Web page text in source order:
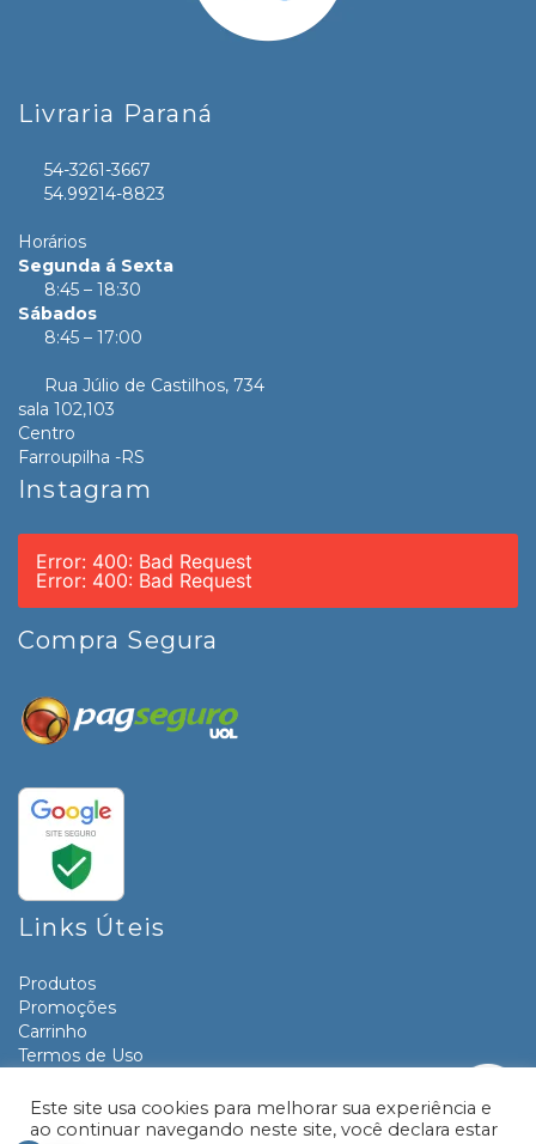
Livraria Paraná
54-3261-3667
54.99214-8823
Horários
Segunda á Sexta
8:45 – 18:30
Sábados
8:45 – 17:00
Rua Júlio de Castilhos, 734
sala 102,103
Centro
Farroupilha -RS
Instagram
Error: 400: Bad Request
Error: 400: Bad Request
Compra Segura
Links Úteis
Produtos
Promoções
Carrinho
Termos de Uso
Contato
Este site usa cookies para melhorar sua experiência e
ao continuar navegando neste site, você declara estar